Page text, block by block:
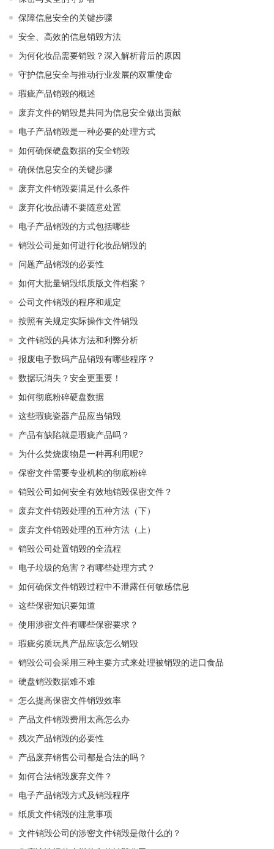
保障信息安全的关键步骤
安全、高效的信息销毁方法
为何化妆品需要销毁？深入解析背后的原因
守护信息安全与推动行业发展的双重使命
瑕疵产品销毁的概述
废弃文件的销毁是共同为信息安全做出贡献
电子产品销毁是一种必要的处理方式
如何确保硬盘数据的安全销毁
确保信息安全的关键步骤
废弃文件销毁要满足什么条件
废弃化妆品请不要随意处置
电子产品销毁的方式包括哪些
销毁公司是如何进行化妆品销毁的
问题产品销毁的必要性
如何大批量销毁纸质版文件档案？
公司文件销毁的程序和规定
按照有关规定实际操作文件销毁
文件销毁的具体方法和利弊分析
报废电子数码产品销毁有哪些程序？
数据玩消失？安全更重要！
如何彻底粉碎硬盘数据
这些瑕疵瓷器产品应当销毁
产品有缺陷就是瑕疵产品吗？
为什么焚烧废物是一种再利用呢?
保密文件需要专业机构的彻底粉碎
销毁公司如何安全有效地销毁保密文件？
废弃文件销毁处理的五种方法（下）
废弃文件销毁处理的五种方法（上）
销毁公司处置销毁的全流程
电子垃圾的危害？有哪些处理方式？
如何确保文件销毁过程中不泄露任何敏感信息
这些保密知识要知道
使用涉密文件有哪些保密要求？
瑕疵劣质玩具产品应该怎么销毁
销毁公司会采用三种主要方式来处理被销毁的进口食品
硬盘销毁数据难不难
怎么提高保密文件销毁效率
产品文件销毁费用太高怎么办
残次产品销毁的必要性
产品废弃销售公司都是合法的吗？
如何合法销毁废弃文件？
电子产品销毁方式及销毁程序
纸质文件销毁的注意事项
文件销毁公司的涉密文件销毁是做什么的？